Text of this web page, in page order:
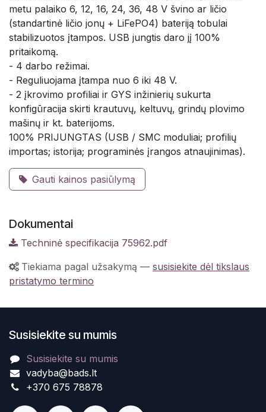
metu palaiko 6, 12, 16, 24, 36, 48 V švino ar ličio
(standartinė ličio jonų + LiFePO4) bateriją tobulai
stabilizuotos įtampos. USB jungtis daro jį 100%
pritaikomą.
- 4 darbo režimai.
- Reguliuojama įtampa nuo 6 iki 48 V.
- 2 įkrovimo profiliai ir GYS inžinierių sukurta
konfigūracija skirti krautuvų, keltuvų, grindų plovimo
mašinų ir kt. baterijoms.
100% PRIJUNGTAS (USB / SMC moduliai; profilių
importas; istorija; programinės įrangos atnaujinimas).
Gauti kainos pasiūlymą
Dokumentai
Techninė specifikacija 75962.pdf
Tiekiama pagal užsakymą — susisiekite dėl tikslaus
pristatymo termino
Susisiekite su mumis
Susisiekite su mumis
vadyba@bads.lt
+370 675 78878